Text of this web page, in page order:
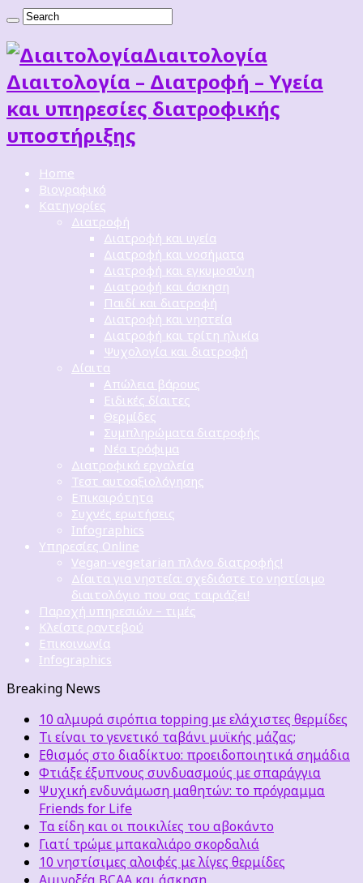
Διαιτoλογία
Διαιτολογία – Διατροφή – Υγεία
και υπηρεσίες διατροφικής
υποστήριξης
Home
Βιογραφικό
Κατηγορίες
Διατροφή
Διατροφή και υγεία
Διατροφή και νοσήματα
Διατροφή και εγκυμοσύνη
Διατροφή και άσκηση
Παιδί και διατροφή
Διατροφή και νηστεία
Διατροφή και τρίτη ηλικία
Ψυχολογία και διατροφή
Δίαιτα
Απώλεια βάρους
Ειδικές δίαιτες
Θερμίδες
Συμπληρώματα διατροφής
Νέα τρόφιμα
Διατροφικά εργαλεία
Τεστ αυτοαξιολόγησης
Επικαιρότητα
Συχνές ερωτήσεις
Infographics
Υπηρεσίες Online
Vegan-vegetarian πλάνο διατροφής!
Δίαιτα για νηστεία: σχεδιάστε το νηστίσιμο
διαιτολόγιο που σας ταιριάζει!
Παροχή υπηρεσιών – τιμές
Κλείστε ραντεβού
Επικοινωνία
Infographics
Breaking News
10 αλμυρά σιρόπια topping με ελάχιστες θερμίδες
Τι είναι το γενετικό ταβάνι μυϊκής μάζας;
Εθισμός στο διαδίκτυο: προειδοποιητικά σημάδια
Φτιάξε έξυπνους συνδυασμούς με σπαράγγια
Ψυχική ενδυνάμωση μαθητών: το πρόγραμμα
Friends for Life
Τα είδη και οι ποικιλίες του αβοκάντο
Γιατί τρώμε μπακαλιάρο σκορδαλιά
10 νηστίσιμες αλοιφές με λίγες θερμίδες